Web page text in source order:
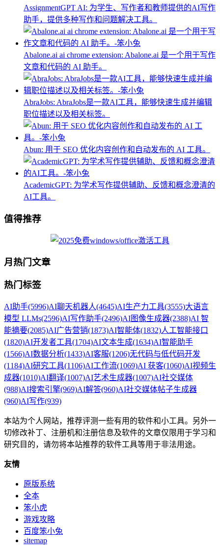
AssignmentGPT AI: 为学生、写作者和教师提供的AI写作
助手，提供多种写作和问题解决工具。
Abalone.ai ai chrome extension: Abalone.ai 是一个用于写作
文章和代码的 AI 助手。
AbraJobs: AbraJobs是一款AI工具，能够快速生成并编辑
职位描述以及相关标签。
Abun: 用于 SEO 优化内容创作和自动发布的 AI 工具。
AcademicGPT: 为学术写作提供辅助、反馈和概念澄清的
AI工具。
值得推荐
月热门文章
热门标签
AI助手(5996)AI聊天机器人(4645)AI生产力工具(3555)大语言
模型 LLMs(2596)AI写作助手(2496)AI图像生成器(2388)AI 智
能摘要(2085)AI广告营销(1873)AI智能体(1832)人工智能接口
(1820)AI开发者工具(1704)AI文本生成(1634)AI智能助手
(1566)AI数据分析(1433)AI客服(1206)无代码与低代码开发
(1184)AI研究工具(1106)AI工作流(1069)AI 获客(1060)AI视频生
成器(1010)AI翻译(1007)AI艺术生成器(1007)AI社交媒体
(988)AI搜索引擎(969)AI解答(960)AI社交媒体帖子生成器
(960)AI写作(939)
本站为个人网站，推荐评测一些有用的软件和小工具。另外一
切修改补丁、注册机和注册信息及软件的文章仅限用于学习和
研究目的，请勿将本站推荐的软件工具等用于非法用途。
友情
原版系统
全本
笨小虎
游戏攻略
百度笨小兔
sitemap